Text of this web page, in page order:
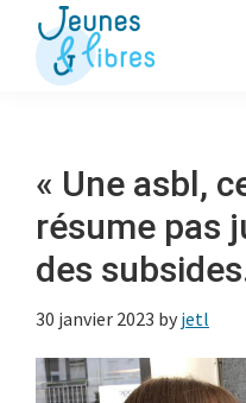
Passer
contenu
des
libérales
« Une asbl,
résume pas
des
30 janvier 2023 by jetl